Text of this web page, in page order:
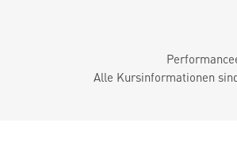
Alle Kursinformationen